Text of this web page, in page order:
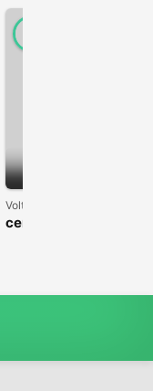
Volterra
cerco donna per
mia